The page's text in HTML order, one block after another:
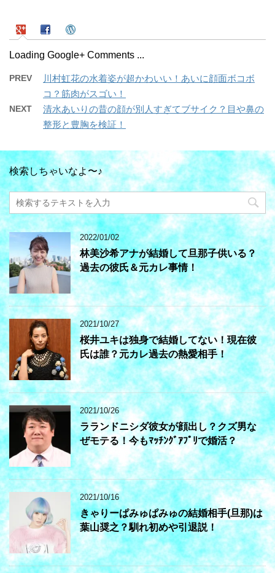
Loading Google+ Comments ...
PREV
川村虹花の水着姿が超かわいい！あいに顔面ボコボ
コ？筋肉がスゴい！
NEXT
清水あいりの昔の顔が別人すぎてブサイク？目や鼻の
整形と豊胸を検証！
検索しちゃいなよ〜♪
2022/01/02
林美沙希アナが結婚して旦那子供いる？
過去の彼氏＆元カレ事情！
2021/10/27
桜井ユキは独身で結婚してない！現在彼
氏は誰？元カレ過去の熱愛相手！
2021/10/26
ラランドニシダ彼女が顔出し？クズ男な
ぜモテる！今もﾏｯﾁﾝｸﾞｱﾌﾟﾘで婚活？
2021/10/16
きゃりーぱみゅぱみゅの結婚相手(旦那)は
葉山奨之？馴れ初めや引退説！